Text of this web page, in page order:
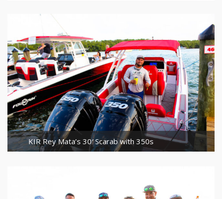
KIR Rey Mata’s 30′ Scarab with 350s